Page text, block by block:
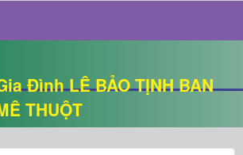
Đình LÊ BẢO TỊNH BAN
THUỘT